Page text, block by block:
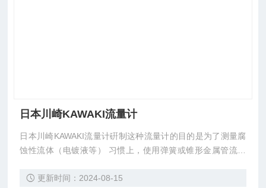
日本川崎KAWAKI流量计
日本川崎KAWAKI流量计硏制这种流量计的目的是为了测量腐
蚀性流体（电镀液等） 习惯上，使用弹簧或锥形金属管流量
会随着时间严 重损坏.它们的使用寿命很短。而这种AAS-P无
更新时间：2024-08-15